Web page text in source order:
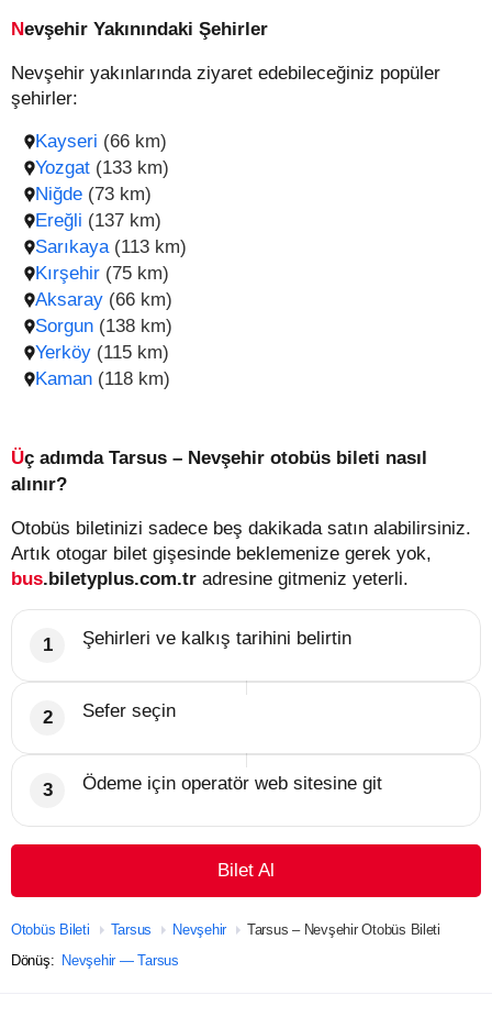
Nevşehir Yakınındaki Şehirler
Nevşehir yakınlarında ziyaret edebileceğiniz popüler
şehirler:
Kayseri (66 km)
Kırşehir (75 km)
Yozgat (133 km)
Aksaray (66 km)
Niğde (73 km)
Sorgun (138 km)
Ereğli (137 km)
Yerköy (115 km)
Sarıkaya (113 km)
Kaman (118 km)
Üç adımda Tarsus – Nevşehir otobüs bileti nasıl
alınır?
Otobüs biletinizi sadece beş dakikada satın alabilirsiniz.
Artık otogar bilet gişesinde beklemenize gerek yok,
bus.biletyplus.com.tr adresine gitmeniz yeterli.
Şehirleri ve kalkış tarihini belirtin
Sefer seçin
Ödeme için operatör web sitesine git
Bilet Al
Otobüs Bileti Tarsus Nevşehir
Tarsus – Nevşehir Otobüs Bileti
Dönüş: Nevşehir — Tarsus